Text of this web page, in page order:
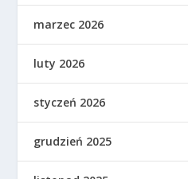
marzec 2026
luty 2026
styczeń 2026
grudzień 2025